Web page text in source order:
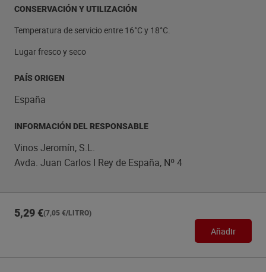
CONSERVACIÓN Y UTILIZACIÓN
Temperatura de servicio entre 16°C y 18°C.
Lugar fresco y seco
PAÍS ORIGEN
España
INFORMACIÓN DEL RESPONSABLE
Vinos Jeromín, S.L.
Avda. Juan Carlos I Rey de España, Nº 4
5,29 €(7,05 €/LITRO)
Añadir